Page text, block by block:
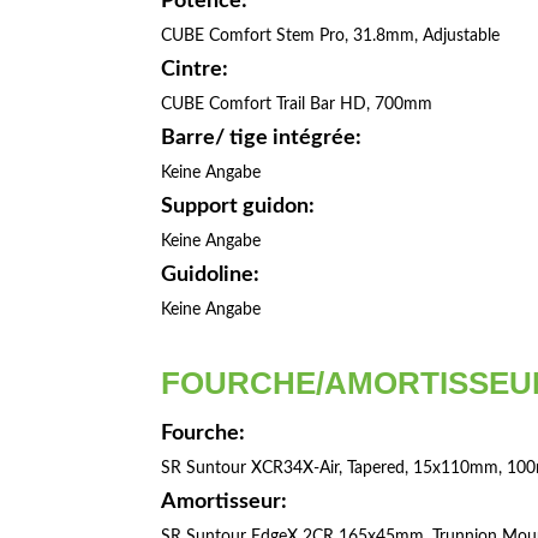
CUBE Comfort Stem Pro, 31.8mm, Adjustable
Cintre:
CUBE Comfort Trail Bar HD, 700mm
Barre/ tige intégrée:
Keine Angabe
Support guidon:
Keine Angabe
Guidoline:
Keine Angabe
FOURCHE/
Fourche:
SR Suntour XCR34X-Air, Tapered, 15x110mm,
Amortisseur: